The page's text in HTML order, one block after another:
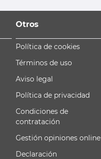
Otros
Política de cookies
Términos de uso
Aviso legal
Política de privacidad
Condiciones de
contratación
Gestión opiniones online
Declaración